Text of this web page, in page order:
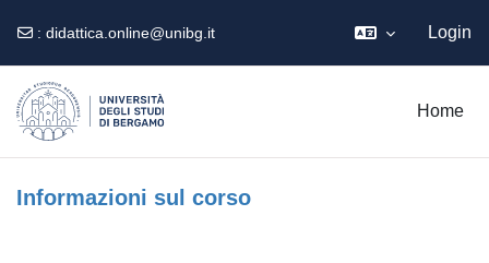
: didattica.online@unibg.it Login
Home
Informazioni sul corso